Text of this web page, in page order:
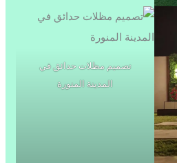
تصميم مظلات حدائق في
المدينة المنورة